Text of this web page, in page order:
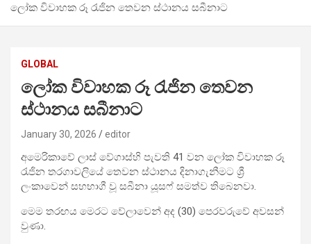
ලෝක විවාහක රූ රැජින තෙවන ස්ථානය සබීනාට
GLOBAL
ලෝක විවාහක රූ රැජින තෙවන
ස්ථානය සබීනාට
January 30, 2026 editor
අමෙරිකාවේ ලාස් වේගාස්හි පැවති 41 වන ලෝක විවාහක රූ
රැජින තරගාවලියේ තෙවන ස්ථානය දිනාගැනීමට ශ්‍රී
ලංකාවෙන් සහභාගී වූ සබීනා යූසෆ් සමත්ව තිබෙනවා.
මෙම තරඟය මෙරට වේලාවෙන් අද (30) පෙරවරුවේ අවසන්
වුණා.